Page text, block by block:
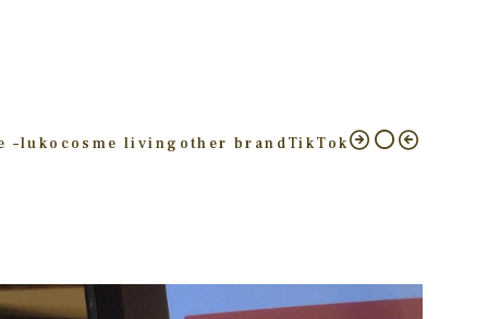
–luko cosme living other brandTikTok